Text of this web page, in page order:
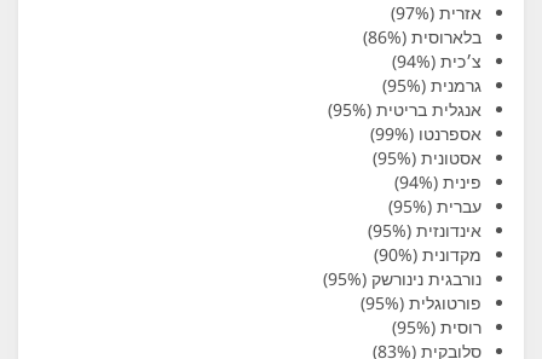
אזרית (97%)
בלארוסית (86%)
צ׳כית (94%)
גרמנית (95%)
אנגלית בריטית (95%)
אספרנטו (99%)
אסטונית (95%)
פינית (94%)
עברית (95%)
אינדונזית (95%)
מקדונית (90%)
נורבגית נינורשק (95%)
פורטוגלית (95%)
רוסית (95%)
סלובקית (83%)